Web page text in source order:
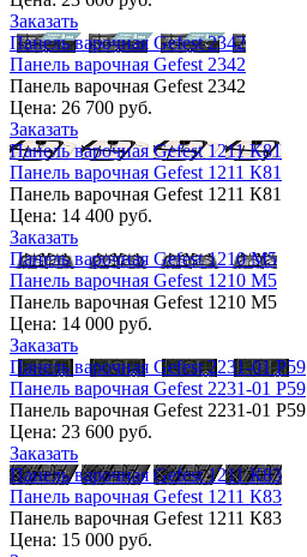
Заказать
Панель варочная Gefest 2342
Панель варочная Gefest 2342
Панель варочная Gefest 2342
Цена: 26 700 руб.
Заказать
Панель варочная Gefest 1211 К81
Панель варочная Gefest 1211 К81
Панель варочная Gefest 1211 К81
Цена: 14 400 руб.
Заказать
Панель варочная Gefest 1210 М5
Панель варочная Gefest 1210 М5
Панель варочная Gefest 1210 М5
Цена: 14 000 руб.
Заказать
Панель варочная Gefest 2231-01 Р59
Панель варочная Gefest 2231-01 Р59
Панель варочная Gefest 2231-01 Р59
Цена: 23 600 руб.
Заказать
Панель варочная Gefest 1211 К83
Панель варочная Gefest 1211 К83
Панель варочная Gefest 1211 К83
Цена: 15 000 руб.